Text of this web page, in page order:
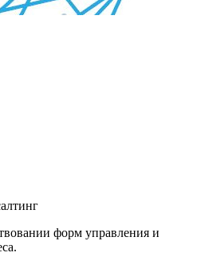
форм управления и